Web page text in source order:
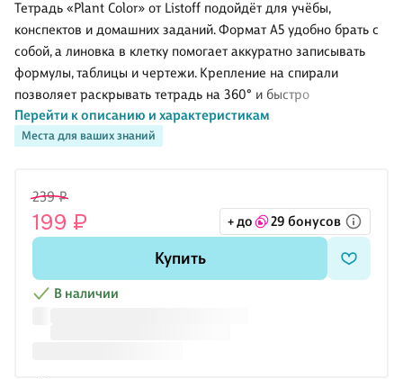
Места для ваших знаний
Тетрадь «Plant Color» от Listoff подойдёт для учёбы,
конспектов и домашних заданий. Формат А5 удобно брать с
собой, а линовка в клетку помогает аккуратно записывать
формулы, таблицы и чертежи. Крепление на спирали
позволяет раскрывать тетрадь на 360° и быстро
перелистывать страницы. Обложка из мелованного картона с
покрытием твин-лак защищает от потёртостей и дольше
конкретного оформления недоступен.
Перейти к описанию и характеристикам
MunHwa
металлический
морозостойкий
Erich Krause
239 ₽
199 ₽ + до 29 бонусов
Купить
В наличии